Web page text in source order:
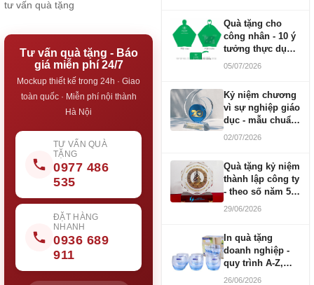
tư vấn quà tặng
Tư vấn quà tặng - Báo
giá miễn phí 24/7
Mockup thiết kế trong 24h · Giao
toàn quốc · Miễn phí nội thành
Hà Nội
TƯ VẤN QUÀ
TẶNG
0977 486
535
ĐẶT HÀNG
NHANH
0936 689
911
Quà tặng cho
công nhân - 10 ý
tưởng thực dụng
ngân sách 100-
05/07/2026
Kỷ niệm chương
vì sự nghiệp giáo
dục - mẫu chuẩn
2026
02/07/2026
Quà tặng kỷ niệm
thành lập công ty
- theo số năm 5,
10, 20, 30, 50
29/06/2026
In quà tặng
doanh nghiệp -
quy trình A-Z,
báo giá và thời
26/06/2026